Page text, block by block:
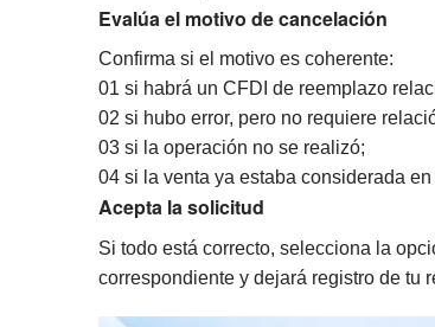
Evalúa el motivo de cancelación
Confirma si el motivo es coherente:
01 si habrá un CFDI de reemplazo
02 si hubo error, pero no requiere
03 si la operación no se realizó;
04 si la venta ya estaba considerada
Acepta la solicitud
Si todo está correcto, selecciona la
correspondiente y dejará registro de tu